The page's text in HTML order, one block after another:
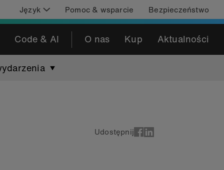
Język Pomoc & wsparcie Bezpieczeństwo
Code & AI O nas Kup Aktualności
Udostępnij